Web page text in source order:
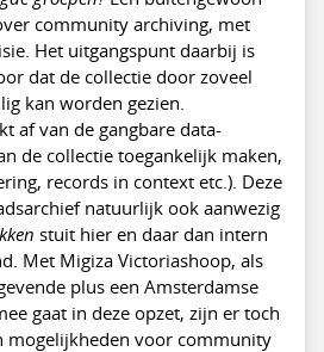
community archiving, met
Het uitgangspunt daarbij is
dat de collectie door zoveel
kan worden gezien.
af van de gangbare data-
de collectie toegankelijk maken,
records in context etc.). Deze
natuurlijk ook aanwezig
stuit hier en daar dan intern
Met Migiza Victoriashoop, als
plus een Amsterdamse
gaat in deze opzet, zijn er toch
mogelijkheden voor community